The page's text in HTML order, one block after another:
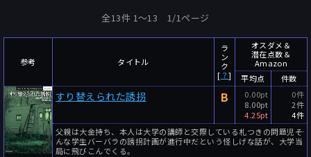
全13件 1〜13 1/1ページ
参考 タイトル
ラ
ン
ク
[ ？]
オスダメ＆
潜在点数＆
Amazon
平均点
件数
すり替えられた誘拐 B
0.00pt
8.00pt
4.25pt
0件
2件
4件
父親は大金持ち、本人は大学の講師と交際している札つきの問題児――そ
んな学生バーバラの誘拐計画が進行中だという怪しげな話が、大学当
局に飛びこんでくる。